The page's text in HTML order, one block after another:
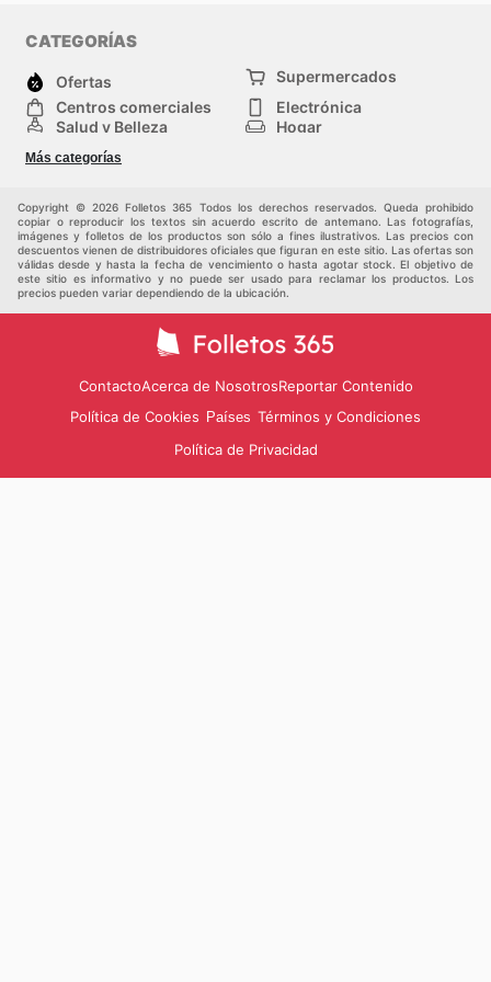
CATEGORÍAS
Ofertas
Supermercados
Centros comerciales
Electrónica
Salud y Belleza
Hogar
Construcción
Más categorías
Copyright © 2026 Folletos 365 Todos los derechos reservados. Queda prohibido
copiar o reproducir los textos sin acuerdo escrito de antemano. Las fotografías,
imágenes y folletos de los productos son sólo a fines ilustrativos. Las precios con
descuentos vienen de distribuidores oficiales que figuran en este sitio. Las ofertas son
válidas desde y hasta la fecha de vencimiento o hasta agotar stock. El objetivo de
este sitio es informativo y no puede ser usado para reclamar los productos. Los
precios pueden variar dependiendo de la ubicación.
ContactoAcerca de NosotrosReportar Contenido
Política de Cookies Países Términos y Condiciones
Política de Privacidad